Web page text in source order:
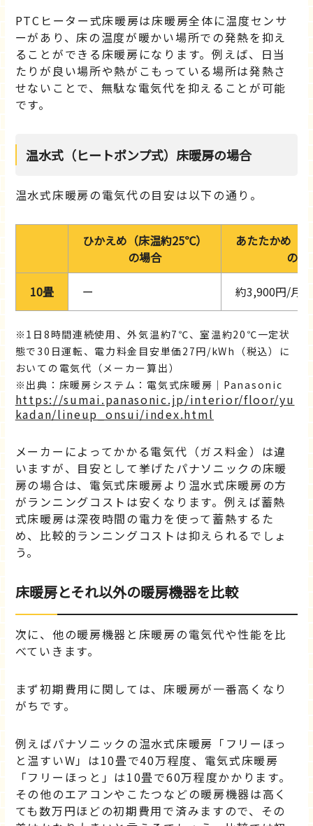
PTCヒーター式床暖房は床暖房全体に温度センサ
ーがあり、床の温度が暖かい場所での発熱を抑え
ることができる床暖房になります。例えば、日当
たりが良い場所や熱がこもっている場所は発熱さ
せないことで、無駄な電気代を抑えることが可能
です。
温水式（ヒートポンプ式）床暖房の場合
温水式床暖房の電気代の目安は以下の通り。
ひかえめ（床温約25℃）
の場合
あたたかめ（
の場
10畳 ー 約3,900円/月
1日8時間連続使用、外気温約7℃、室温約20℃一定状
態で30日運転、電力料金目安単価27円/kWh（税込）に
おいての電気代（メーカー算出）
出典：床暖房システム：電気式床暖房｜Panasonic
https://sumai.panasonic.jp/interior/floor/yu
kadan/lineup_onsui/index.html
メーカーによってかかる電気代（ガス料金）は違
いますが、目安として挙げたパナソニックの床暖
房の場合は、電気式床暖房より温水式床暖房の方
がランニングコストは安くなります。例えば蓄熱
式床暖房は深夜時間の電力を使って蓄熱するた
め、比較的ランニングコストは抑えられるでしょ
う。
床暖房とそれ以外の暖房機器を比較
次に、他の暖房機器と床暖房の電気代や性能を比
べていきます。
まず初期費用に関しては、床暖房が一番高くなり
がちです。
例えばパナソニックの温水式床暖房「フリーほっ
と温すいW」は10畳で40万程度、電気式床暖房
「フリーほっと」は10畳で60万程度かかります。
その他のエアコンやこたつなどの暖房機器は高く
ても数万円ほどの初期費用で済みますので、その